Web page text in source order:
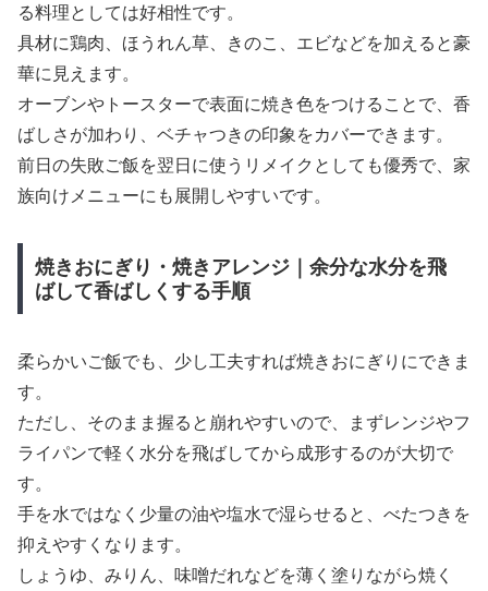
る料理としては好相性です。
具材に鶏肉、ほうれん草、きのこ、エビなどを加えると豪
華に見えます。
オーブンやトースターで表面に焼き色をつけることで、香
ばしさが加わり、ベチャつきの印象をカバーできます。
前日の失敗ご飯を翌日に使うリメイクとしても優秀で、家
族向けメニューにも展開しやすいです。
焼きおにぎり・焼きアレンジ｜余分な水分を飛
ばして香ばしくする手順
柔らかいご飯でも、少し工夫すれば焼きおにぎりにできま
す。
ただし、そのまま握ると崩れやすいので、まずレンジやフ
ライパンで軽く水分を飛ばしてから成形するのが大切で
す。
手を水ではなく少量の油や塩水で湿らせると、べたつきを
抑えやすくなります。
しょうゆ、みりん、味噌だれなどを薄く塗りながら焼く